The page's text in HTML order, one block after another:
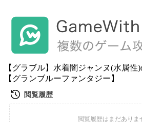
【グラブル】水着闇ジャンヌ(水属
【グランブルーファンタジー】